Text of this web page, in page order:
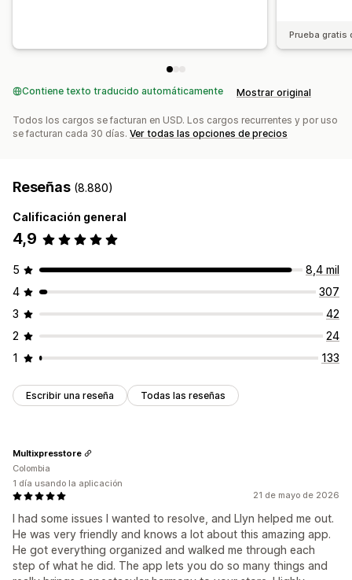
Prueba gratis
Contiene texto traducido automáticamente Mostrar original
Todos los cargos se facturan en USD. Los cargos recurrentes y por uso
se facturan cada 30 días. Ver todas las opciones de precios
Reseñas (8.880)
Calificación general
4,9
5
8,4 mil
4
307
3
42
2
24
1
133
Escribir una reseña Todas las reseñas
21 de mayo de 2026
I had some issues I wanted to resolve, and Llyn helped me out.
He was very friendly and knows a lot about this amazing app.
He got everything organized and walked me through each
step of what he did. The app lets you do so many things and
Multixpresstore
Colombia
1 día usando la aplicación